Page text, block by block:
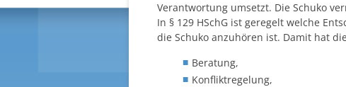
Verantwortung umsetzt. Die Schuko
In § 129 HSchG ist geregelt welche
die Schuko anzuhören ist. Damit hat
Beratung,
Konfliktregelung,